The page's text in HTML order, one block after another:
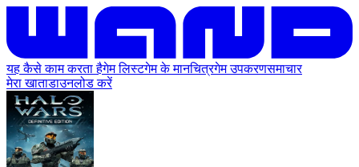
यह कैसे काम करता हैगेम लिस्टगेम के मानचित्रगेम उपकरणसमाचार
मेरा खाताडाउनलोड करें